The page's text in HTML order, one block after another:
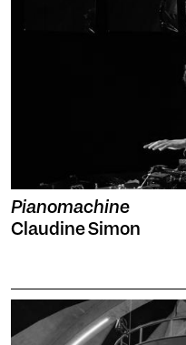
Pianomachine
Claudine Simon